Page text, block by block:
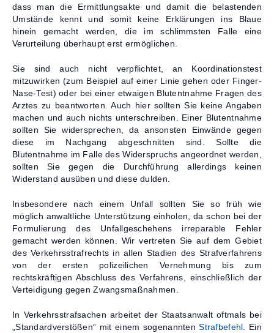
dass man die Ermittlungsakte und damit die belastenden
Umstände kennt und somit keine Erklärungen ins Blaue
hinein gemacht werden, die im schlimmsten Falle eine
Verurteilung überhaupt erst ermöglichen.
Sie sind auch nicht verpflichtet, an Koordinationstest
mitzuwirken (zum Beispiel auf einer Linie gehen oder Finger-
Nase-Test) oder bei einer etwaigen Blutentnahme Fragen des
Arztes zu beantworten. Auch hier sollten Sie keine Angaben
machen und auch nichts unterschreiben. Einer Blutentnahme
sollten Sie widersprechen, da ansonsten Einwände gegen
diese im Nachgang abgeschnitten sind. Sollte die
Blutentnahme im Falle des Widerspruchs angeordnet werden,
sollten Sie gegen die Durchführung allerdings keinen
Widerstand ausüben und diese dulden.
Insbesondere nach einem Unfall sollten Sie so früh wie
möglich anwaltliche Unterstützung einholen, da schon bei der
Formulierung des Unfallgeschehens irreparable Fehler
gemacht werden können. Wir vertreten Sie auf dem Gebiet
des Verkehrsstrafrechts in allen Stadien des Strafverfahrens
von der ersten polizeilichen Vernehmung bis zum
rechtskräftigen Abschluss des Verfahrens, einschließlich der
Verteidigung gegen Zwangsmaßnahmen.
In Verkehrsstrafsachen arbeitet der Staatsanwalt oftmals bei
„Standardverstößen“ mit einem sogenanntenStrafbefehl . Ein